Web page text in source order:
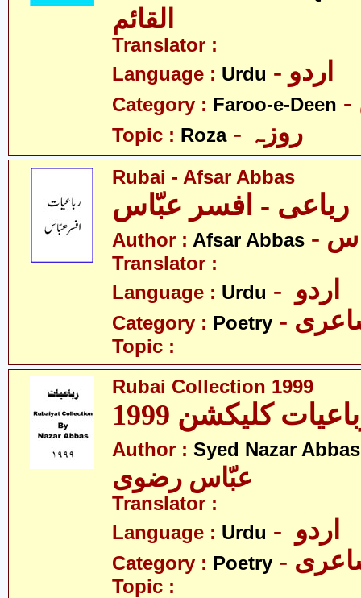
القائم
Translator :
Language : Urdu - اردو
Category : Faroo-e-Deen
Topic : Roza - روزہ
Rubai - Afsar Abbas
رباعی - افسر عبّاس
Author : Afsar Abbas
Translator :
Language : Urdu
Category : Poetry
Topic :
Rubai Collection 1999
کلیکشن 1999
Author : Syed Nazar
عبّاس رضوی
Translator :
Language : Urdu
Category : Poetry
Topic :